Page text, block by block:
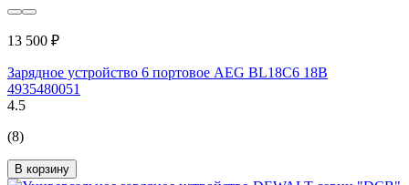
13 500 ₽
Зарядное устройство 6 портовое AEG BL18C6 18В
4935480051
4.5
(8)
В корзину